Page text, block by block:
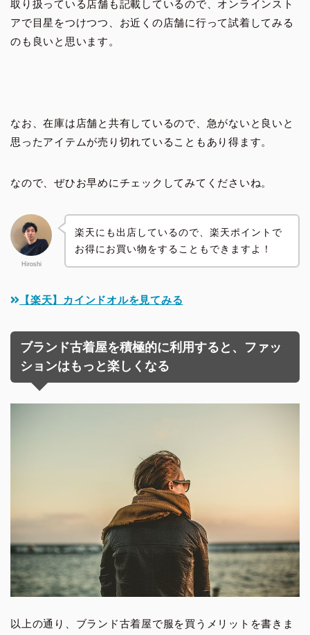
取り扱っている店舗も記載しているので、オンラインスト
アで目星をつけつつ、お近くの店舗に行って試着してみる
のも良いと思います。
なお、在庫は店舗と共有しているので、急がないと良いと
思ったアイテムが売り切れていることもあり得ます。
なので、ぜひお早めにチェックしてみてくださいね。
Hiroshi
楽天にも出店しているので、楽天ポイントで
お得にお買い物をすることもできますよ！
【楽天】カインドオルを見てみる
ブランド古着屋を積極的に利用すると、ファッ
ションはもっと楽しくなる
以上の通り、ブランド古着屋で服を買うメリットを書きま